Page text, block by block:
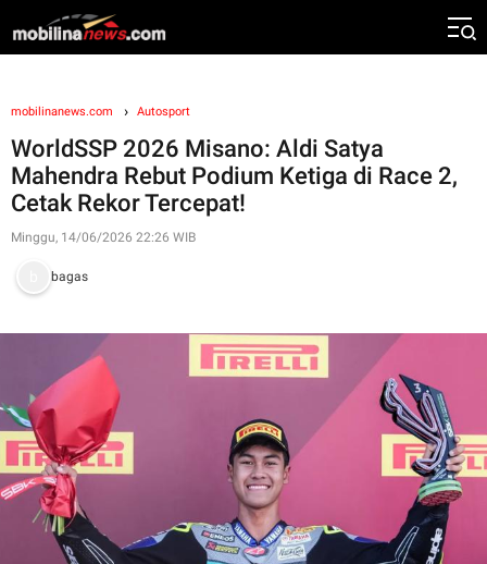
mobilinanews.com Autosport
WorldSSP 2026 Misano: Aldi Satya
Mahendra Rebut Podium Ketiga di Race 2,
Cetak Rekor Tercepat!
Minggu, 14/06/2026 22:26 WIB
bagas